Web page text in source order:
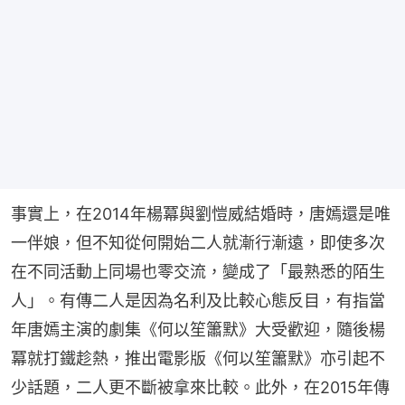
事實上，在2014年楊冪與劉愷威結婚時，唐嫣還是唯
一伴娘，但不知從何開始二人就漸行漸遠，即使多次
在不同活動上同場也零交流，變成了「最熟悉的陌生
人」。有傳二人是因為名利及比較心態反目，有指當
年唐嫣主演的劇集《何以笙簫默》大受歡迎，隨後楊
冪就打鐵趁熱，推出電影版《何以笙簫默》亦引起不
少話題，二人更不斷被拿來比較。此外，在2015年傳